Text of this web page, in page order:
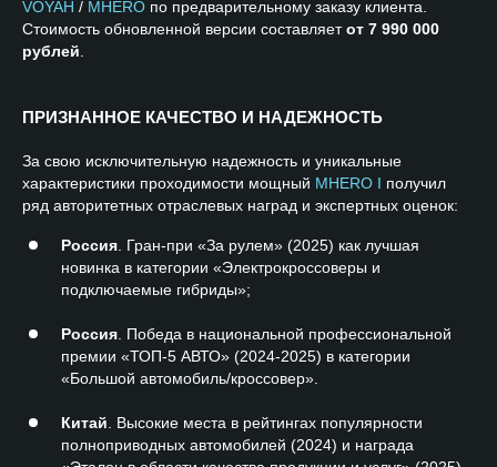
VOYAH / MHERO по предварительному заказу клиента.
Стоимость обновленной версии составляетот 7 990 000
рублей
ПРИЗНАННОЕ КАЧЕСТВО И НАДЕЖНОСТЬ
За свою исключительную надежность и уникальные
характеристики проходимости мощный MHERO I получил
ряд авторитетных отраслевых наград и экспертных оценок:
Россия . Гран-при «За рулем» (2025) как лучшая
новинка в категории «Электрокроссоверы и
подключаемые гибриды»;
Россия . Победа в национальной профессиональной
премии «ТОП-5 АВТО» (2024-2025) в категории
«Большой автомобиль/кроссовер».
Китай . Высокие места в рейтингах популярности
полноприводных автомобилей (2024) и награда